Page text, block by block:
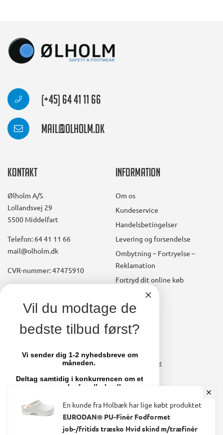
(+45) 64 41 11 66
mail@olholm.dk
Kontakt
Ølholm A/S
Lollandsvej 29
5500 Middelfart
Telefon: 64 41 11 66
mail@olholm.dk
CVR-nummer: 47475910
Information
Om os
Kundeservice
Handelsbetingelser
Levering og forsendelse
Ombytning – Fortryelse –
Reklamation
Fortryd dit online køb
Konto
Brugerkonto, startside
Stamdata
Fakturaer
square
facebook
En kunde fra Holbæk har lige købt produktet
EURODAN® PU-Finér Fodformet
job-/fritids træsko Hvid skind m/træfinér
Vil du modtage de
bedste tilbud først?
Vi sender dig 1-2 nyhedsbreve om
måneden.
Deltag samtidig i konkurrencen om et
par nye sko fra olholm.dk
Email